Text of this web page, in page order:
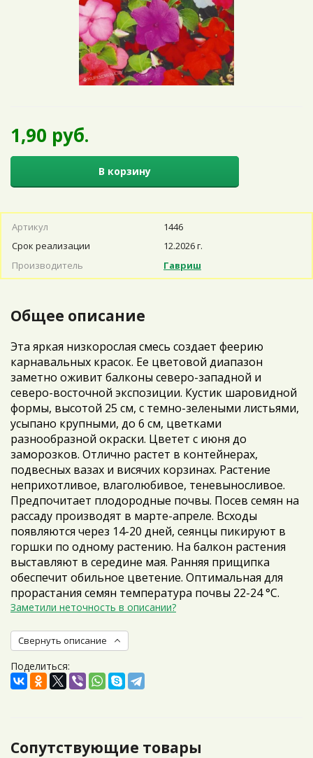
1,90 руб.
В корзину
Артикул
1446
Срок реализации
12.2026 г.
Производитель
Гавриш
Общее описание
Эта яркая низкорослая смесь создает феерию
карнавальных красок. Ее цветовой диапазон
заметно оживит балконы северо-западной и
северо-восточной экспозиции. Кустик шаровидной
формы, высотой 25 см, с темно-зелеными листьями,
усыпано крупными, до 6 см, цветками
разнообразной окраски. Цветет с июня до
заморозков. Отлично растет в контейнерах,
подвесных вазах и висячих корзинах. Растение
неприхотливое, влаголюбивое, теневыносливое.
Предпочитает плодородные почвы. Посев семян на
рассаду производят в марте-апреле. Всходы
появляются через 14-20 дней, сеянцы пикируют в
горшки по одному растению. На балкон растения
выставляют в середине мая. Ранняя прищипка
обеспечит обильное цветение. Оптимальная для
прорастания семян температура почвы 22-24 °C.
Заметили неточность в описании?
Свернуть описание
Поделиться:
Сопутствующие товары